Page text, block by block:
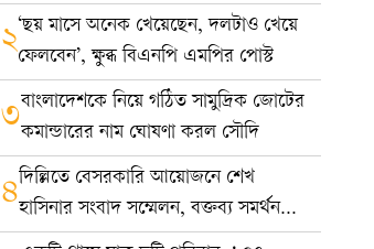
মামলা
২‘ছয় মাসে অনেক খেয়েছেন, দলটাও খেয়ে
ফেলবেন’, ক্ষুব্ধ বিএনপি এমপির পোস্ট
৩বাংলাদেশকে নিয়ে গঠিত সামুদ্রিক জোটের
কমান্ডারের নাম ঘোষণা করল সৌদি
৪দিল্লিতে বেসরকারি আয়োজনে শেখ
হাসিনার সংবাদ সম্মেলন, বক্তব্য সমর্থন
করে না সরকার: ভারত